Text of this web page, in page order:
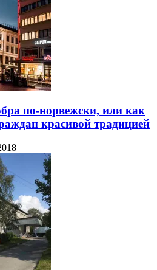
по-норвежски, или как
красивой традицией